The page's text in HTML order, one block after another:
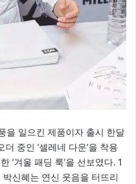
을 일으킨 제품이자 출시 한달
중인 ‘셀레네 다운’을 착용
‘겨울 패딩 룩’을 선보였다. 1
신혜는 연신 웃음을 터뜨리